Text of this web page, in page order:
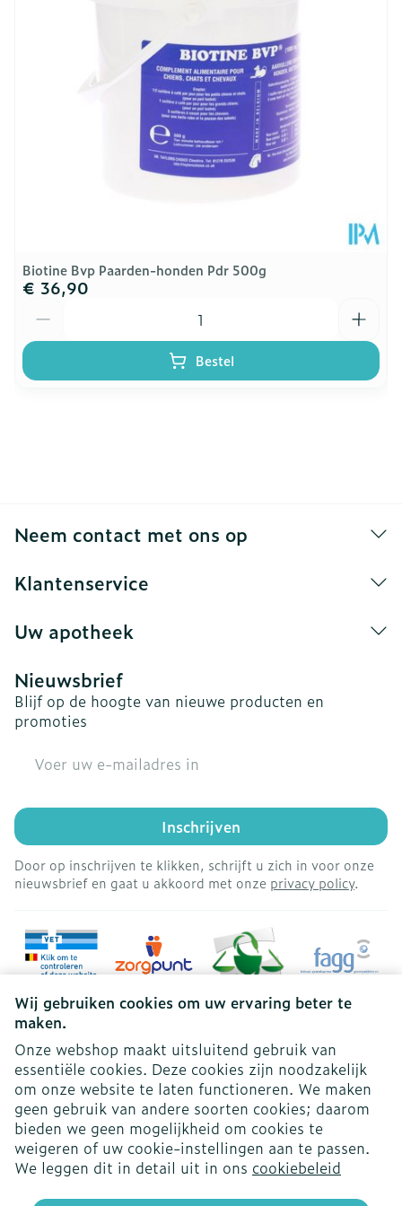
Wij gebruiken cookies om uw ervaring beter te
maken.
Onze webshop maakt uitsluitend gebruik van
essentiële cookies. Deze cookies zijn noodzakelijk
om onze website te laten functioneren. We maken
geen gebruik van andere soorten cookies; daarom
bieden we geen mogelijkheid om cookies te
weigeren of uw cookie-instellingen aan te passen.
We leggen dit in detail uit in ons cookiebeleid
Kamertemperatuur (15°C -
25°C)
Biotine Bvp Paarden-honden Pdr 500g
€ 36,90
Bestel
Neem contact met ons op
Klantenservice
Uw apotheek
Nieuwsbrief
Blijf op de hoogte van nieuwe producten en
promoties
Inschrijven
Door op inschrijven te klikken, schrijft u zich in voor onze
nieuwsbrief en gaat u akkoord met onze privacy policy.
Juridische links